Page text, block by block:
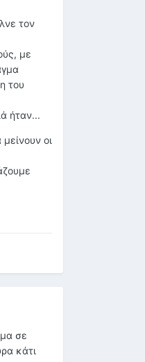
τον
με
του
ήταν...
οι
σε
κάτι